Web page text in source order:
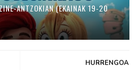
ANTZOKIAN (EKAINAK 19-20
HURRENGOA